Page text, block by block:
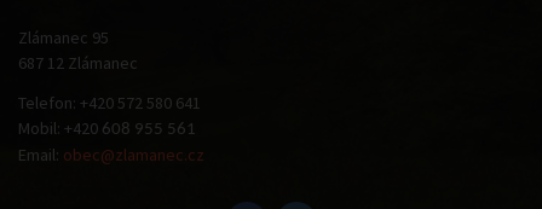
Zlámanec 95
687 12 Zlámanec
Telefon: +420 572 580 641
Mobil: +420 608 955 561
Email: obec@zlamanec.cz